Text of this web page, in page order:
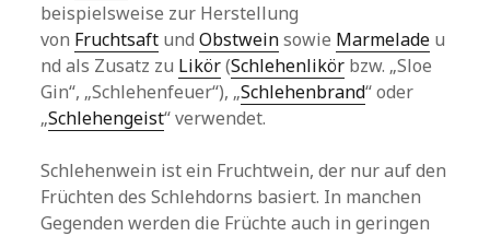
beispielsweise zur Herstellung
von Fruchtsaft undObstweinsowie Marmelade u
nd als Zusatz zu Likör(Schlehenlikör bzw. „Sloe
Gin“, „Schlehenfeuer“), „Schlehenbrand“ oder
„Schlehengeist“ verwendet.
Schlehenwein ist ein Fruchtwein, der nur auf den
Früchten des Schlehdorns basiert. In manchen
Gegenden werden die Früchte auch in geringen